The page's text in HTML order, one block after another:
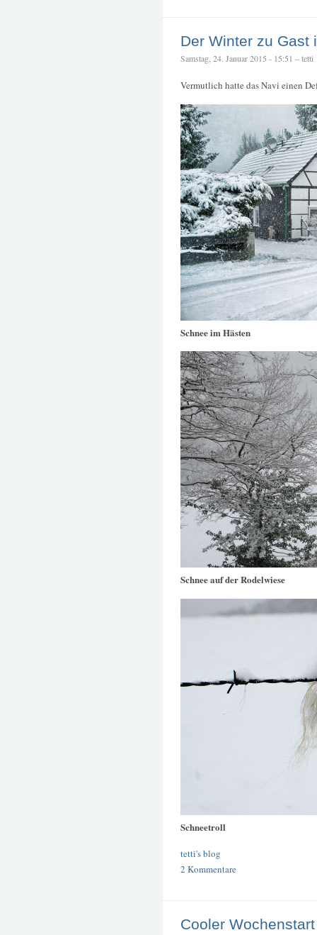
Der Winter zu Gast
Samstag, 24. Januar 2015 - 15:51 – tetti
Vermutlich hatte das Navi einen
Schnee im Hästen
Schnee auf der Rodelwiese
Schneetroll
tetti's blog
2 Kommentare
Cooler Wochenstart